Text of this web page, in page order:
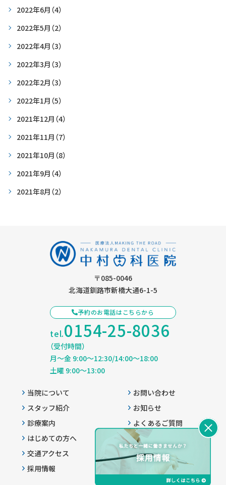
2022年6月 （4）
2022年5月 （2）
2022年4月 （3）
2022年3月 （3）
2022年2月 （3）
2022年1月 （5）
2021年12月 （4）
2021年11月 （7）
2021年10月 （8）
2021年9月 （4）
2021年8月 （2）
〒085-0046
北海道釧路市新橋大通6-1-5
予約のお電話はこちらから
tel.0154-25-8036
（受付時間）
月〜金 9:00〜12:30/14:00〜18:00
土曜 9:00〜13:00
当院について
スタッフ紹介
診療案内
はじめての方へ
交通アクセス
採用情報
お問い合わせ
お知らせ
よくあるご質問
プライバシーポリシー
患者様へのご案内
サイトマップ